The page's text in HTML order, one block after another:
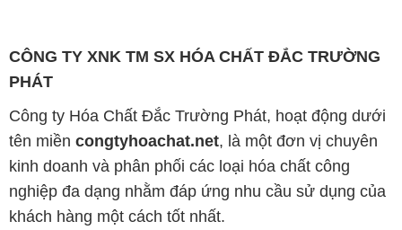
CÔNG TY XNK TM SX HÓA CHẤT ĐẮC TRƯỜNG
PHÁT
Công ty Hóa Chất Đắc Trường Phát, hoạt động dưới
tên miền congtyhoachat.net, là một đơn vị chuyên
kinh doanh và phân phối các loại hóa chất công
nghiệp đa dạng nhằm đáp ứng nhu cầu sử dụng của
khách hàng một cách tốt nhất.